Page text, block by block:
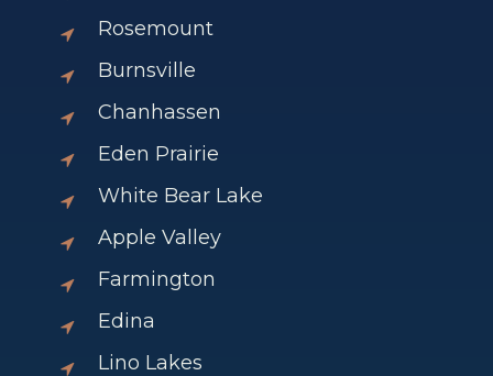
Rosemount
Burnsville
Chanhassen
Eden Prairie
White Bear Lake
Apple Valley
Farmington
Edina
Lino Lakes